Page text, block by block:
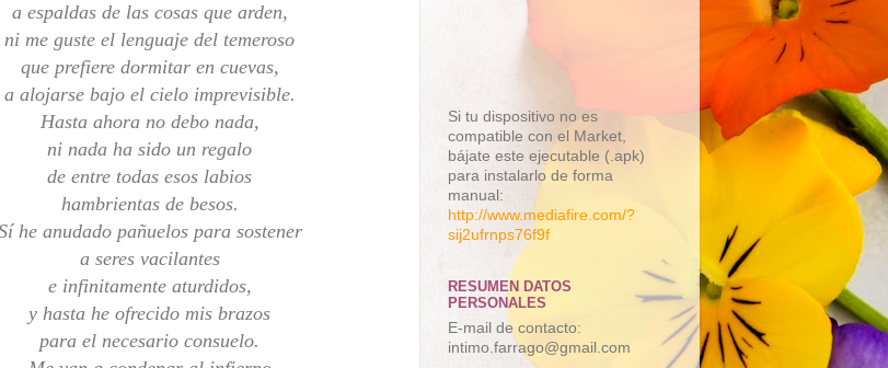
a espaldas de las cosas que arden,
ni me guste el lenguaje del temeroso
que prefiere dormitar en cuevas,
a alojarse bajo el cielo imprevisible.
Hasta ahora no debo nada,
ni nada ha sido un regalo
de entre todas esos labios
hambrientas de besos.
he anudado pañuelos para sostener
a seres vacilantes
e infinitamente aturdidos,
y hasta he ofrecido mis brazos
para el necesario consuelo.
Si tu dispositivo no es
compatible con el Market,
bájate este ejecutable (.apk)
para instalarlo de forma
manual:
http://www.mediafire.com/?
sij2ufrnps76f9f
RESUMEN DATOS
PERSONALES
E-mail de contacto:
intimo.farrago@gmail.com